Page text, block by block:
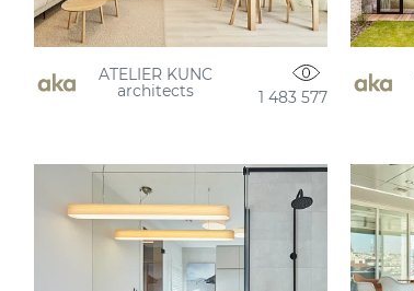
ATELIER KUNC
architects
1 483 577